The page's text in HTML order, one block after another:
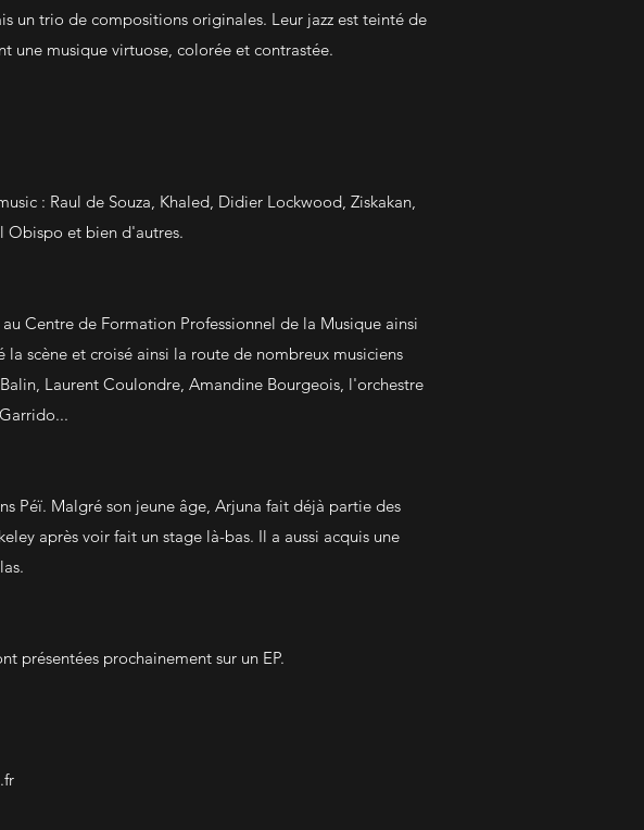
un trio de compositions originales. Leur jazz est teinté de
une musique virtuose, colorée et contrastée.
: Raul de Souza, Khaled, Didier Lockwood, Ziskakan,
Obispo et bien d'autres.
Centre de Formation Professionnel de la Musique ainsi
scène et croisé ainsi la route de nombreux musiciens
Laurent Coulondre, Amandine Bourgeois, l'orchestre
Péï. Malgré son jeune âge, Arjuna fait déjà partie des
après voir fait un stage là-bas. Il a aussi acquis une
présentées prochainement sur un EP.